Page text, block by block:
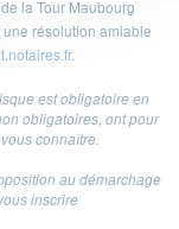
la Tour Maubourg
résolution amiable
.
est obligatoire en
obligatoires, ont pour
connaître.
au démarchage
inscrire